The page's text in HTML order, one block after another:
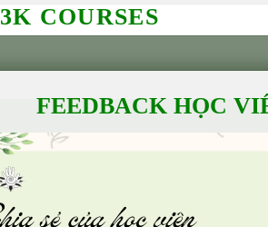
3K COURSES
FEEDBACK HỌC